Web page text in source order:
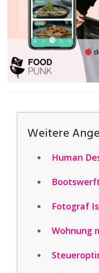
Weitere
Human
Fotograf
Wohnung